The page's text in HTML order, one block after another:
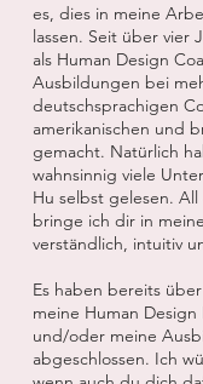
es, dies in meine
lassen. Seit über vier
als Human Design
Ausbildungen bei
deutschsprachigen
amerikanischen und
gemacht. Natürlich
wahnsinnig viele
Hu selbst gelesen. All
bringe ich dir in
verständlich, intuitiv
Es haben bereits
meine Human
und/oder meine
abgeschlossen. Ich